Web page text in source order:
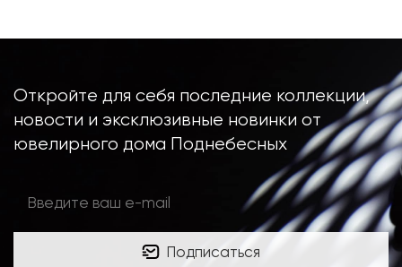
Откройте для себя последние коллекции,
новости и эксклюзивные новинки от
ювелирного дома Поднебесных
Подписаться